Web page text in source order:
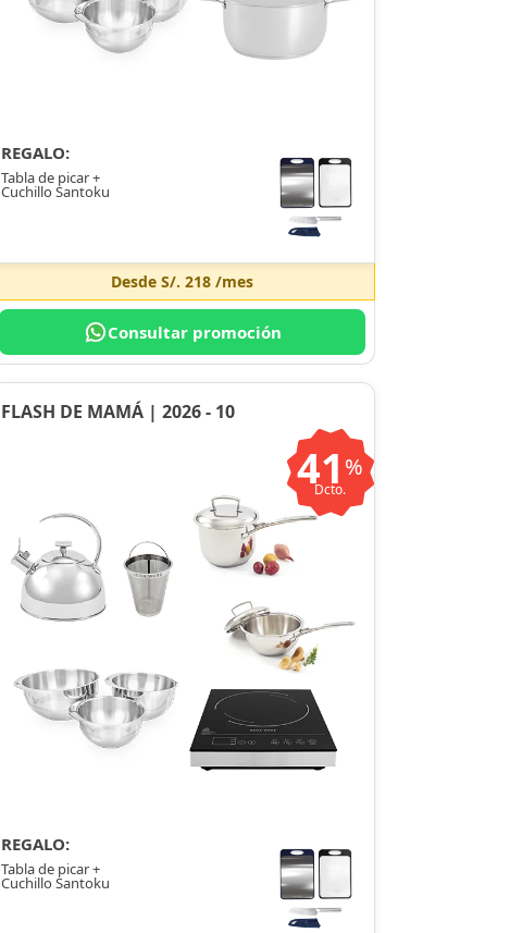
REGALO:
Tabla de picar +
Cuchillo Santoku
DesdeS/. 218 /mes
Consultar promoción
FLASH DE MAMÁ | 2026 - 10
41 %
Dcto.
REGALO:
Tabla de picar +
Cuchillo Santoku